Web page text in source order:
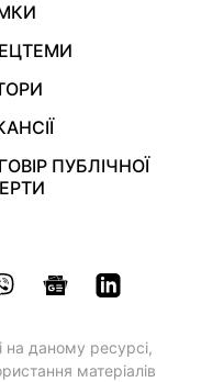
ПУБЛІЧНОЇ
на даному ресурсі,
матеріалів